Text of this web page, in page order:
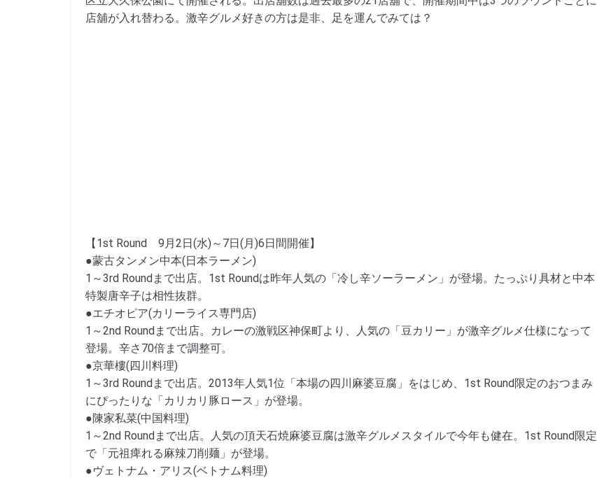
店舖が入れ替わる。激辛グルメ好きの方は是非、足を運んでみては？
【1st Round 9月2日(水)～7日(月)6日間開催】
●蒙古タンメン中本(日本ラーメン)
1～3rd Roundまで出店。1st Roundは昨年人気の「冷し辛ソーラーメン」が登場。たっぷり具材と中本
特製唐辛子は相性抜群。
●エチオピア(カリーライス専門店)
1～2nd Roundまで出店。カレーの激戦区神保町より、人気の「豆カリー」が激辛グルメ仕様になって
登場。辛さ70倍まで調整可。
●京華樓(四川料理)
1～3rd Roundまで出店。2013年人気1位「本場の四川麻婆豆腐」をはじめ、1st Round限定のおつまみ
にぴったりな「カリカリ豚ロース」が登場。
●陳家私菜(中国料理)
1～2nd Roundまで出店。人気の頂天石焼麻婆豆腐は激辛グルメスタイルで今年も健在。1st Round限定
で「元祖痺れる麻辣刀削麺」が登場。
●ヴェトナム・アリス(ベトナム料理)